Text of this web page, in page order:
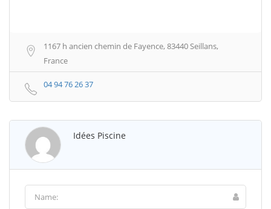
1167 h ancien chemin de Fayence, 83440 Seillans,
France
04 94 76 26 37
Idées Piscine